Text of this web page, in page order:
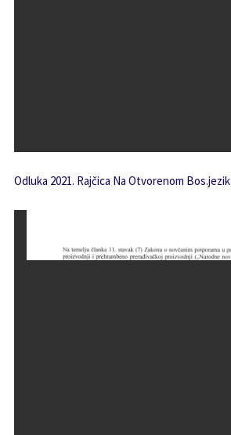
Odluka 2021. Rajčica Na Otvorenom Bos.jezik